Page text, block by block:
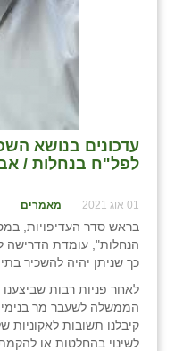
עדכונים בנושא
לפל"ח בנחלות /
01 אוג 2021 מאמרים
בראש סדר העדיפויות,
הנחלות", עומדת הדרישה
כך שניתן יהיה להשכיר
לאחר פניות רבות
הממשלה לשעבר מר בנימין
קיבלנו תשובות לאקוניות
לשינוי בהחלטות או
רמת הדר
שדה ורבורג
שדה צבי
שדמה
שכניה